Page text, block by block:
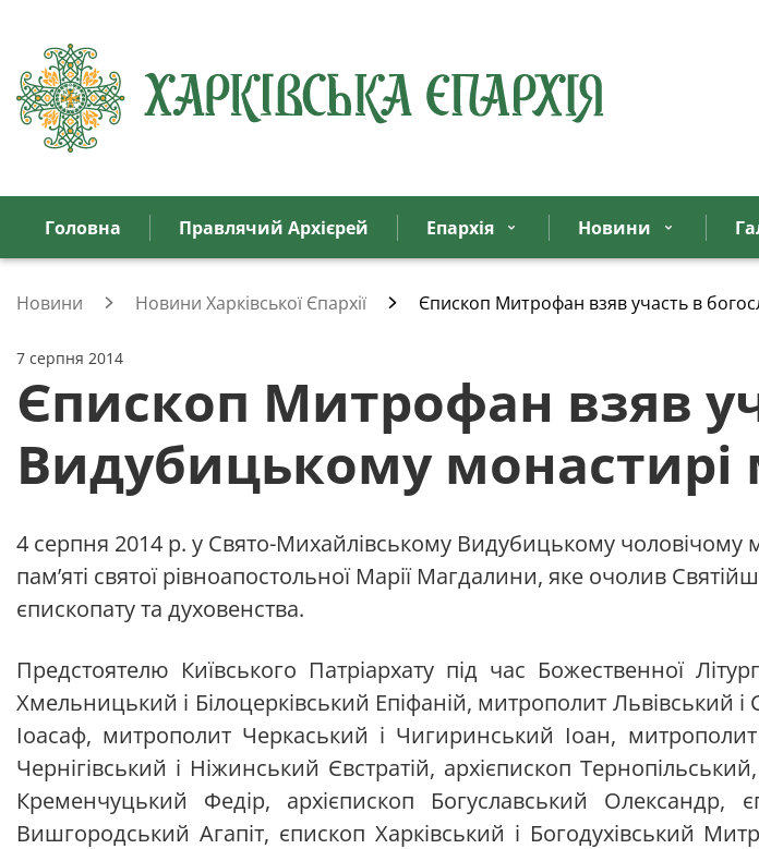
Головна Правлячий Архієрей Eпархiя Новини
Новини Новини Харківської Єпархії Єпископ Митрофан взяв участь в
7 серпня 2014
Єпископ Митрофан взяв
Видубицькому монастирі
4 серпня 2014 р. у Свято-Михайлівському Видубицькому чоловічому
пам’яті святої рівноапостольної Марії Магдалини, яке очолив
єпископату та духовенства.
Предстоятелю Київського Патріархату під час Божественної
Хмельницький і Білоцерківський Епіфаній, митрополит
Іоасаф, митрополит Черкаський і Чигиринський Іоан,
Чернігівський і Ніжинський Євстратій, архієпископ
Кременчуцький Федір, архієпископ Богуславський
Вишгородський Агапіт, єпископ Харківський і Богодухівський